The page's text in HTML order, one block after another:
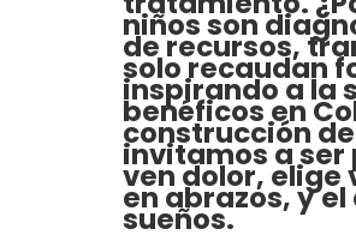
niños son
de recursos,
solo recaudan
inspirando a la
benéficos en
construcción
invitamos a
ven dolor, elige
en abrazos, y
sueños.